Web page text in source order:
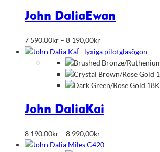
John Dalia Ewan
7 590,00kr – 8 190,00krPrisintervall:
7
590,00kr
till
8
John Dalia Kai
8 190,00kr – 8 990,00krPrisintervall:
8